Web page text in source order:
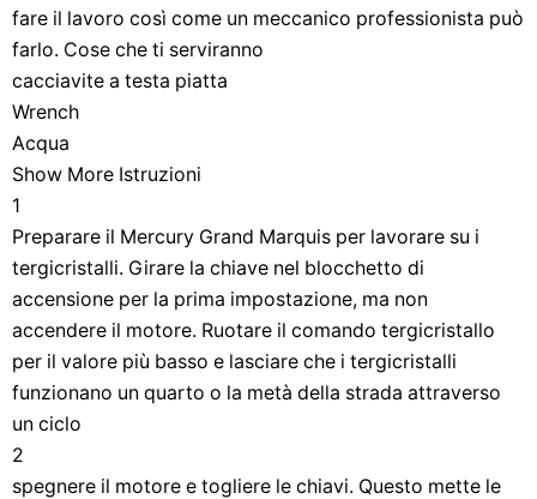
fare il lavoro così come un meccanico professionista può
farlo. Cose che ti serviranno
cacciavite a testa piatta
Wrench
Acqua
Show More Istruzioni
1
Preparare il Mercury Grand Marquis per lavorare su i
tergicristalli. Girare la chiave nel blocchetto di
accensione per la prima impostazione, ma non
accendere il motore. Ruotare il comando tergicristallo
per il valore più basso e lasciare che i tergicristalli
funzionano un quarto o la metà della strada attraverso
un ciclo
2
spegnere il motore e togliere le chiavi. Questo mette le